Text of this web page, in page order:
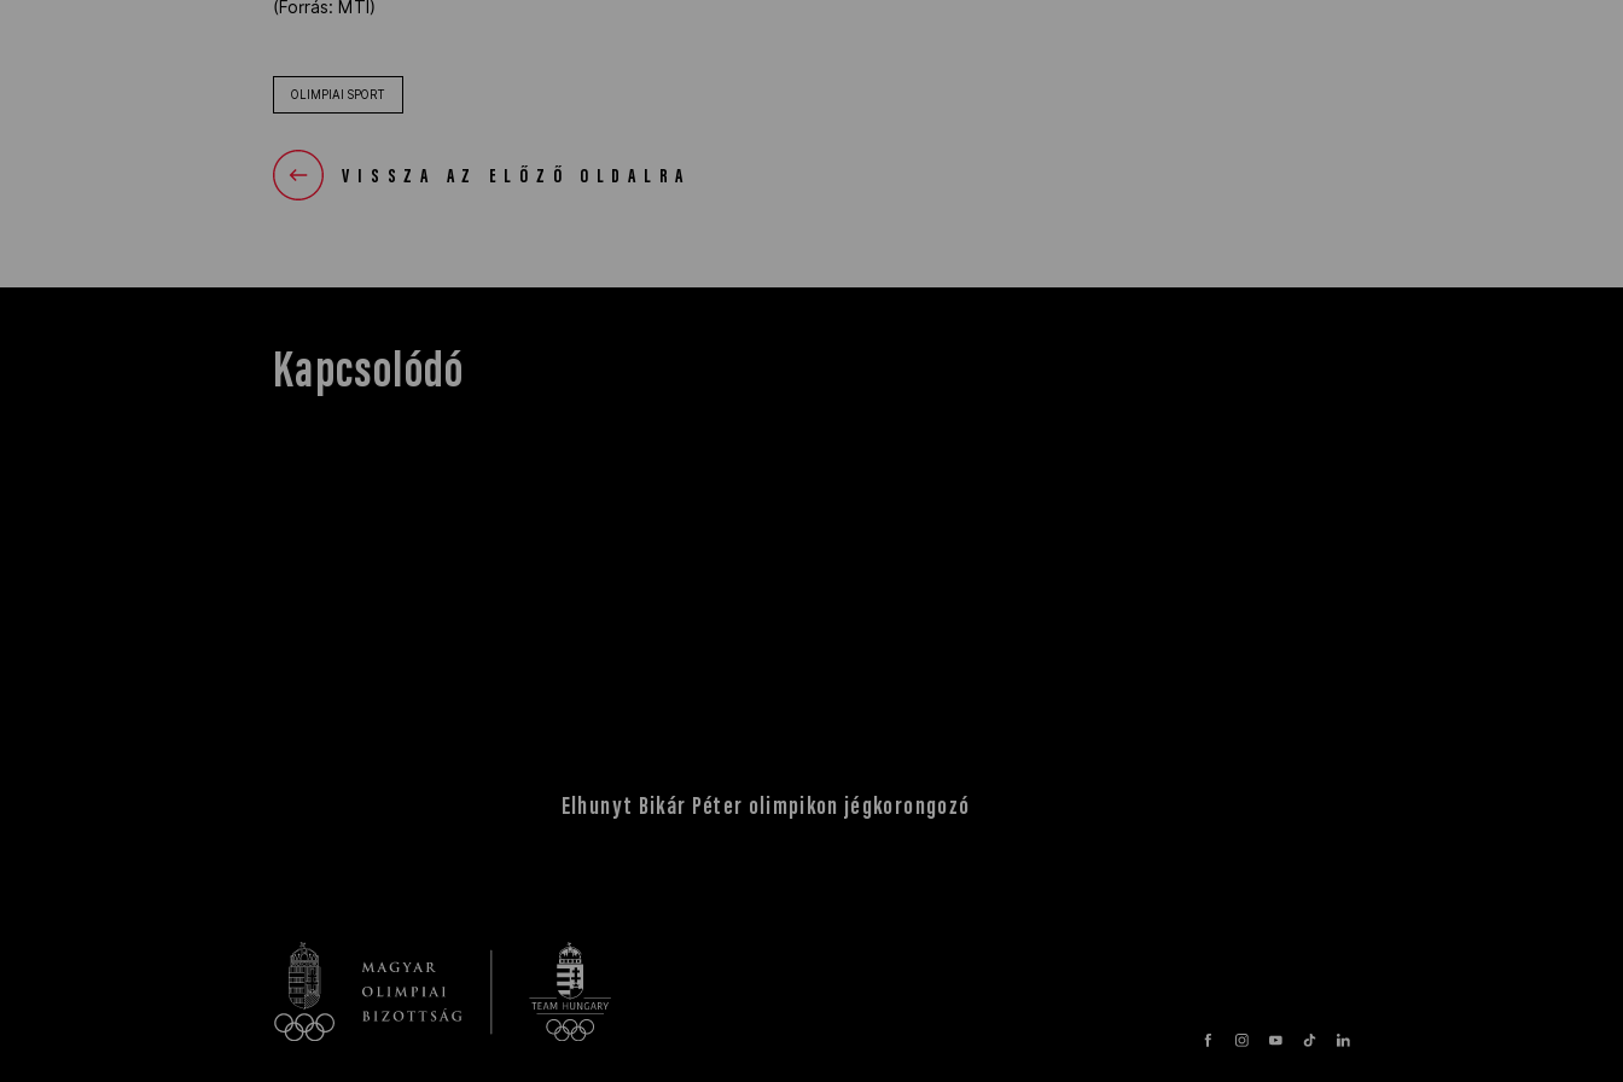
(Forrás: MTI)
OLIMPIAI SPORT
VISSZA AZ ELŐZŐ OLDALRA
Kapcsolódó
Elhunyt Bikár Péter olimpikon jégkorongozó